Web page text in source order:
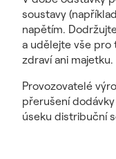
soustavy
napětím.
a udělejte vše pro
zdraví ani majetku.
Provozovatelé
přerušení
úseku distribuční